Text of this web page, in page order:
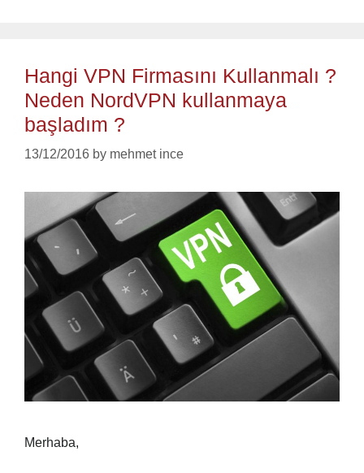
Hangi VPN Firmasını Kullanmalı ?
Neden NordVPN kullanmaya
başladım ?
13/12/2016 by mehmet ince
Merhaba,